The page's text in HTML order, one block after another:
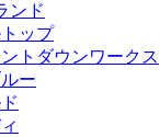
ンド
ップ
トダウンワークス
ー